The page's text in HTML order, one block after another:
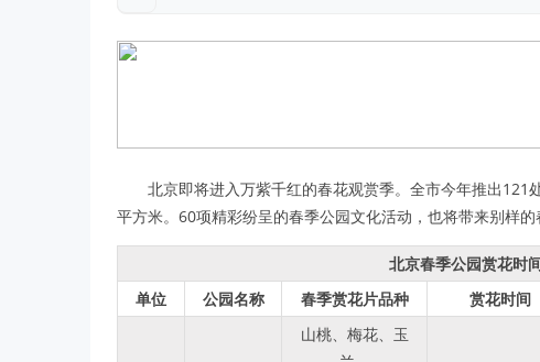
北京即将进入万紫千红的春花观赏季。全市今年推出
平方米。60项精彩纷呈的春季公园文化活动，也将带来别样
北京春季公园赏花时
单位
公园名称 春季赏花片品种 赏花时间
山桃、梅花、玉